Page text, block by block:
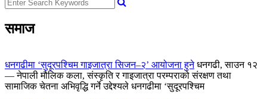
समाज
धनगढीमा ‘सुदूरपश्चिम गाइजात्रा सिजन–२’ आयोजना हुनेधनगढी, साउन १२
— नेपाली मौलिक कला, संस्कृति र गाइजात्रा परम्पराको संरक्षण तथा
सामाजिक चेतना अभिवृद्धि गर्ने उद्देश्यले धनगढीमा ‘सुदूरपश्चिम